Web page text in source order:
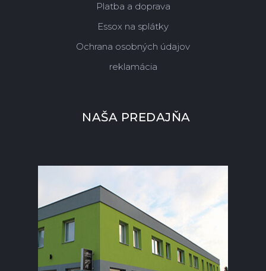
Platba a doprava
Essox na splátky
Ochrana osobných údajov
reklamácia
NAŠA PREDAJŇA